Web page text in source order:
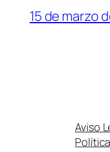
15 de marzo
Aviso